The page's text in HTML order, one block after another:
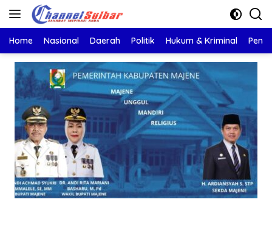
Langsung
Home Nasional Daerah Politik Hukum & Kriminal